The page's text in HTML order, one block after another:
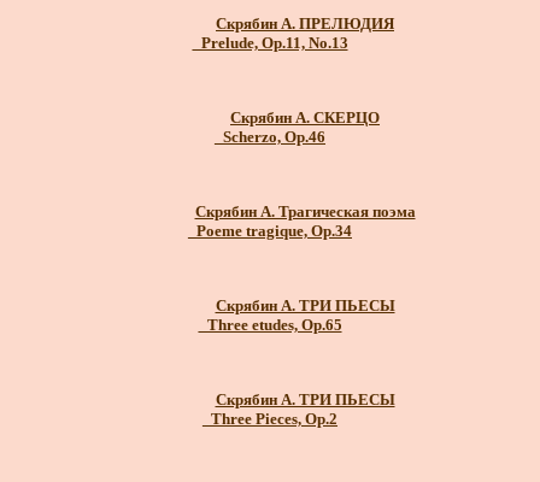
Скрябин А. ПРЕЛЮДИЯ
_Prelude, Op.11, No.13
Скрябин А. СКЕРЦО
_Scherzo, Op.46
Скрябин А. Трагическая поэма
_Poeme tragique, Op.34
Скрябин А. ТРИ ПЬЕСЫ
_Three etudes, Op.65
Скрябин А. ТРИ ПЬЕСЫ
_Three Pieces, Op.2